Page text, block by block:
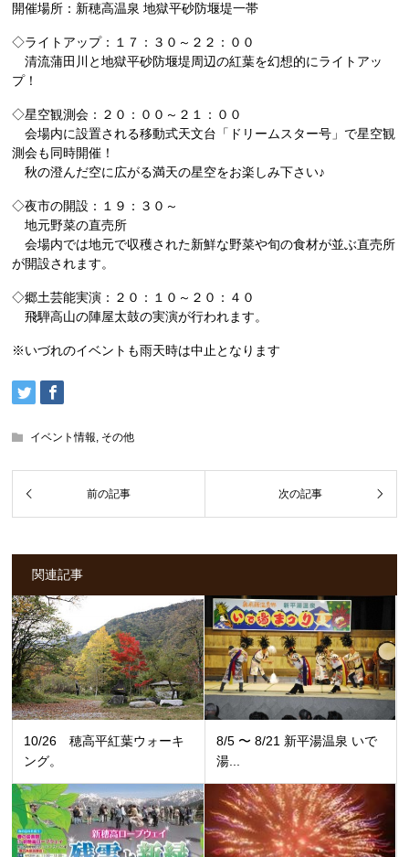
開催場所：新穂高温泉 地獄平砂防堰堤一帯
◇ライトアップ：１７：３０～２２：００
清流蒲田川と地獄平砂防堰堤周辺の紅葉を幻想的にライトアッ
プ！
◇星空観測会：２０：００～２１：００
会場内に設置される移動式天文台「ドリームスター号」で星空観
測会も同時開催！
秋の澄んだ空に広がる満天の星空をお楽しみ下さい♪
◇夜市の開設：１９：３０～
地元野菜の直売所
会場内では地元で収穫された新鮮な野菜や旬の食材が並ぶ直売所
が開設されます。
◇郷土芸能実演：２０：１０～２０：４０
飛騨高山の陣屋太鼓の実演が行われます。
※いづれのイベントも雨天時は中止となります
イベント情報, その他
関連記事
10/26 穂高平紅葉ウォーキ
ング。
8/5 〜 8/21 新平湯温泉 いで
湯...